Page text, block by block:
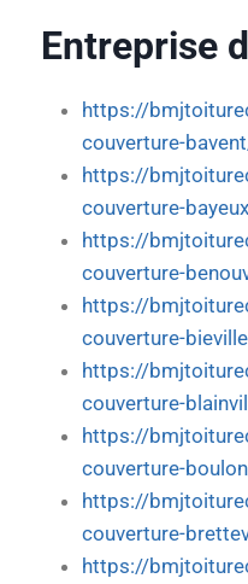
Entreprise
https://
couverture-
https://
couverture-
https://
couverture-
https://
couverture-
https://
couverture-
https://
couverture-
https://
couverture-
https://